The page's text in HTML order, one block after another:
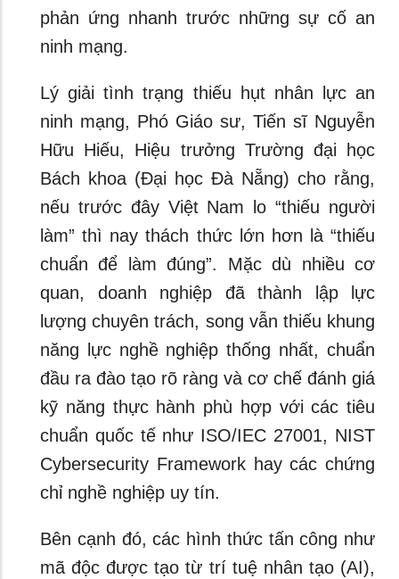
phản ứng nhanh trước những sự cố an
ninh mạng.
Lý giải tình trạng thiếu hụt nhân lực an
ninh mạng, Phó Giáo sư, Tiến sĩ Nguyễn
Hữu Hiếu, Hiệu trưởng Trường đại học
Bách khoa (Đại học Đà Nẵng) cho rằng,
nếu trước đây Việt Nam lo “thiếu người
làm” thì nay thách thức lớn hơn là “thiếu
chuẩn để làm đúng”. Mặc dù nhiều cơ
quan, doanh nghiệp đã thành lập lực
lượng chuyên trách, song vẫn thiếu khung
năng lực nghề nghiệp thống nhất, chuẩn
đầu ra đào tạo rõ ràng và cơ chế đánh giá
kỹ năng thực hành phù hợp với các tiêu
chuẩn quốc tế như ISO/IEC 27001, NIST
Cybersecurity Framework hay các chứng
chỉ nghề nghiệp uy tín.
Bên cạnh đó, các hình thức tấn công như
mã độc được tạo từ trí tuệ nhân tạo (AI),